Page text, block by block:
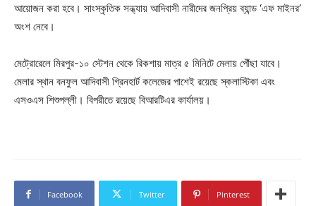
আয়োজন করা হবে। সাংস্কৃতিক সন্ধ্যায় আদিবাসী নারীদের জনপ্রিয় ব্যান্ড ‘এফ মাইনর’
অংশ নেবে।
মেট্রোরেলে মিরপুর-১০ স্টেশন থেকে রিকশায় মাত্র ৫ মিনিটে মেলায় পৌঁছা যাবে।
মেলার স্থান বনফুল আদিবাসী গ্রিনহার্ট কলেজের পাশেই রয়েছে স্কলাস্টিকা এবং
এসওএস শিশুপল্লী। বিপরীতে রয়েছে বিআরটিএর কার্যালয়।
Facebook Twitter Pinterest